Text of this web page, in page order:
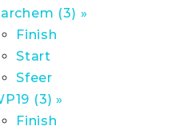
(3) »
Finish
Start
Sfeer
(3) »
Finish